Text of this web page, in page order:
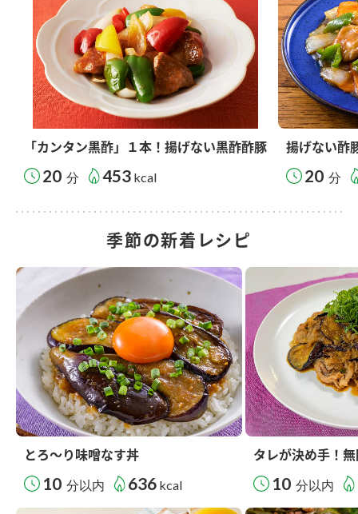
「カンタン黒酢」１本！揚げない黒酢酢豚
20 分 453 kcal
揚げない酢
20 分
季節の新着レシピ
とろ～り味噌なす丼
10 分以内 636 kcal
タレが決め手！
10 分以内